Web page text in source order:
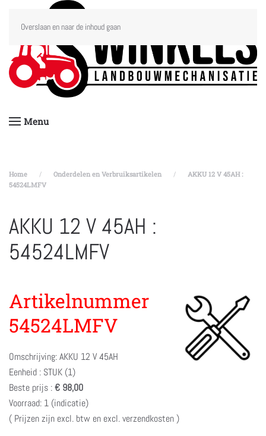
Overslaan en naar de inhoud gaan
Menu
Home Onderdelen en Verbruiksartikelen
AKKU 12 V 45AH :
54524LMFV
AKKU 12 V 45AH :
54524LMFV
Artikelnummer
54524LMFV
Omschrijving: AKKU 12 V 45AH
Eenheid : STUK (1)
Beste prijs :€ 98,00
Voorraad: 1 (indicatie)
( Prijzen zijn excl. btw en excl. verzendkosten )